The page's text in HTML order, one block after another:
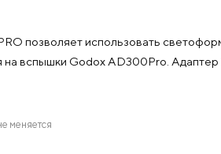
позволяет использовать
на вспышки Godox AD300Pro.
меняется